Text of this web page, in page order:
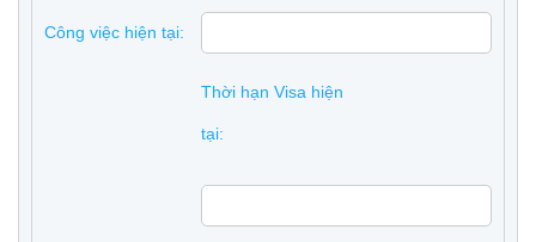
Công việc hiện tại:
Thời hạn Visa hiện
tại: